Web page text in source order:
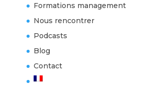
Formations management
Nous rencontrer
Podcasts
Blog
Contact